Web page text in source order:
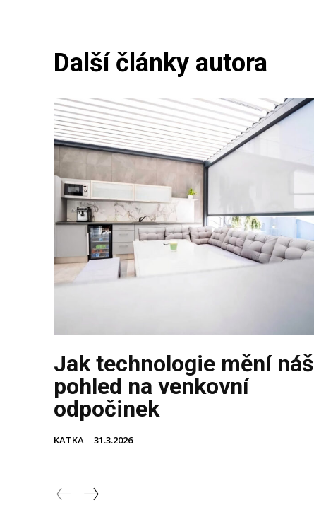
Další články autora
Jak technologie mění náš
pohled na venkovní
odpočinek
KATKA - 31.3.2026